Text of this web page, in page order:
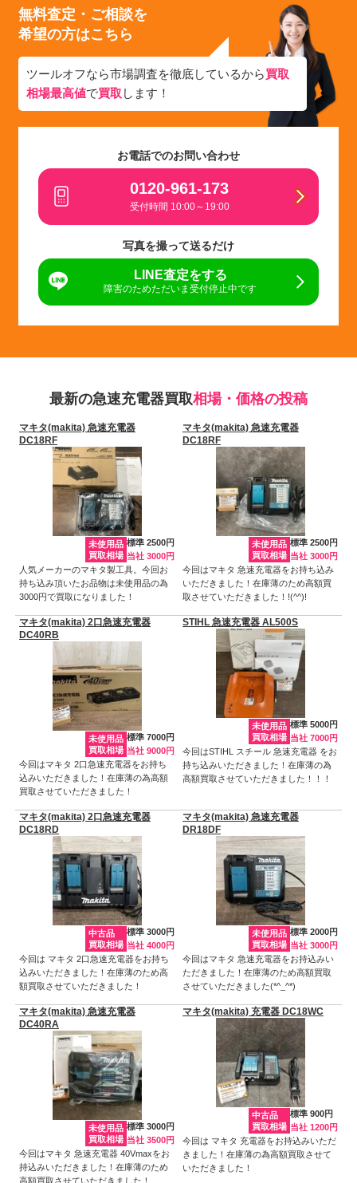
無料査定・ご相談を
希望の方はこちら
ツールオフなら市場調査を徹底しているから買取
相場最高値で買取 します！
お電話でのお問い合わせ
0120-961-173
受付時間 10:00～19:00
写真を撮って送るだけ
LINE査定をする
障害のためただいま受付停止中です
最新の急速充電器買取相場・価格の投稿
マキタ(makita) 急速充電器
DC18RF
未使用品
買取相場
標準 2500円
当社 3000円
人気メーカーのマキタ製工具。今回お
持ち込み頂いたお品物は未使用品の為
3000円で買取になりました！
マキタ(makita) 急速充電器
DC18RF
未使用品
買取相場
標準 2500円
当社 3000円
今回はマキタ 急速充電器をお持ち込み
いただきました！在庫薄のため高額買
取させていただきました！!(^^)!
マキタ(makita) 2口急速充電器
DC40RB
未使用品
買取相場
標準 7000円
当社 9000円
今回はマキタ 2口急速充電器をお持ち
込みいただきました！在庫薄の為高額
買取させていただきました！
STIHL 急速充電器 AL500S
未使用品
買取相場
標準 5000円
当社 7000円
今回はSTIHL スチール 急速充電器 をお
持ち込みいただきました！在庫薄の為
高額買取させていただきました！！！
マキタ(makita) 2口急速充電器
DC18RD
中古品
買取相場
標準 3000円
当社 4000円
今回は マキタ 2口急速充電器をお持ち
込みいただきました！在庫薄のため高
額買取させていただきました！
マキタ(makita) 急速充電器
DR18DF
未使用品
買取相場
標準 2000円
当社 3000円
今回はマキタ 急速充電器をお持込みい
ただきました！在庫薄のため高額買取
させていただきました(*^_^*)
マキタ(makita) 急速充電器
DC40RA
未使用品
買取相場
標準 3000円
当社 3500円
今回はマキタ 急速充電器 40Vmaxをお
持込みいただきました！在庫薄のため
高額買取させていただきました！
マキタ(makita) 充電器 DC18WC
中古品
買取相場
標準 900円
当社 1200円
今回は マキタ 充電器をお持込みいただ
きました！在庫薄の為高額買取させて
いただきました！